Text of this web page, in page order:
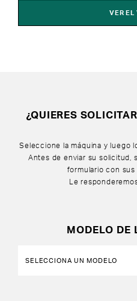
VER EL
¿QUIERES
Seleccione la máquina y luego
Antes de enviar su solicitud,
formulario con
Le
MODELO DE